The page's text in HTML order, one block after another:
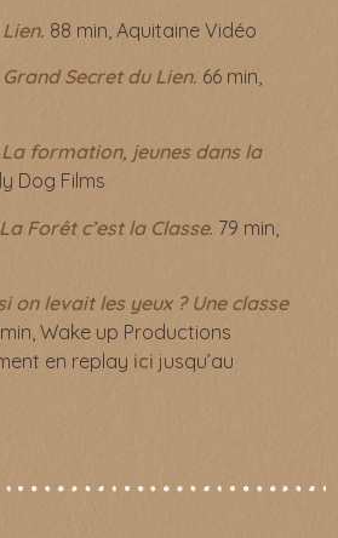
88 min, Aquitaine Vidéo
Secret du Lien. 66 min,
La formation, jeunes dans la
Dog Films
La Forêt c’est la Classe. 79 min,
on levait les yeux ? Une classe
Wake up Productions
en replay ici jusqu’au